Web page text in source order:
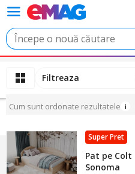
Filtreaza
Cum sunt ordonate rezultatele
Super Pret
Pat pe Colt
Sonoma